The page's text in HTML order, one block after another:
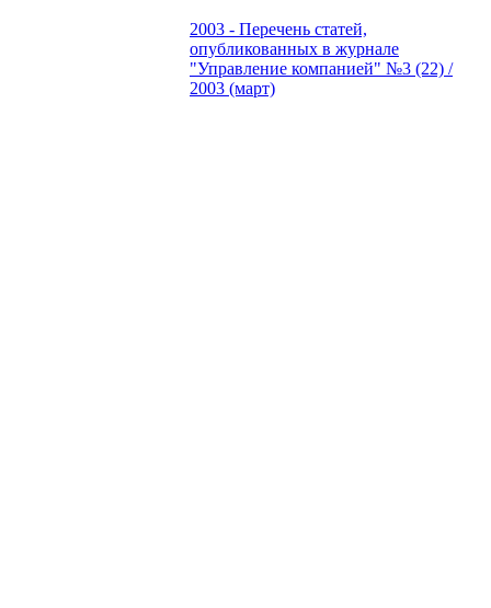
2003 - Перечень статей,
опубликованных в журнале
"Управление компанией" №3 (22) /
2003 (март)